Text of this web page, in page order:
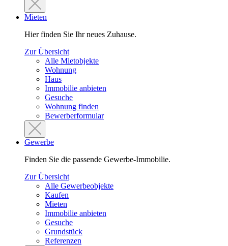
Mieten
Hier finden Sie Ihr neues Zuhause.
Zur Übersicht
Alle Mietobjekte
Wohnung
Haus
Immobilie anbieten
Gesuche
Wohnung finden
Bewerberformular
Gewerbe
Finden Sie die passende Gewerbe-Immobilie.
Zur Übersicht
Alle Gewerbeobjekte
Kaufen
Mieten
Immobilie anbieten
Gesuche
Grundstück
Referenzen